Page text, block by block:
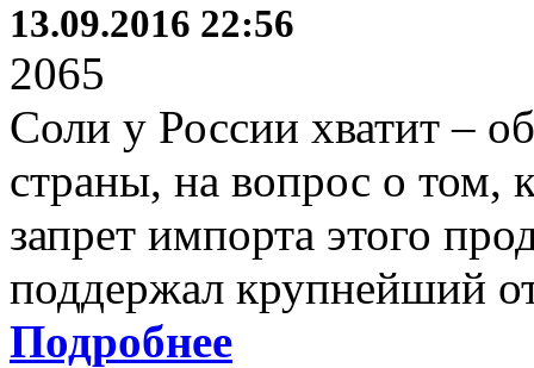
13.09.2016 22:56
2065
Соли у России хватит –
страны, на вопрос о том,
запрет импорта этого
поддержал крупнейший
Подробнее